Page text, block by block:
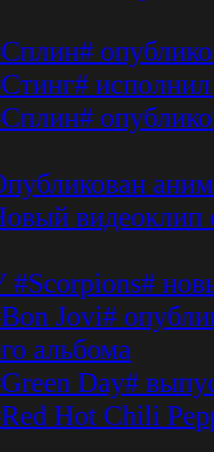
видеоклип
#Scorpions#
Jovi#
альбома
Day#
Hot Chili